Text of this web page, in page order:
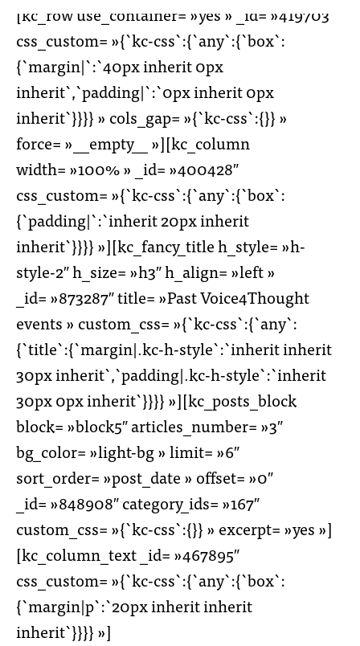
[kc_row use_container= »yes » _id= »419703″
css_custom= »{`kc-css`:{`any`:{`box`:
{`margin|`:`40px inherit 0px
inherit`,`padding|`:`0px inherit 0px
inherit`}}}} » cols_gap= »{`kc-css`:{}} »
force= »__empty__ »][kc_column
width= »100% » _id= »400428″
css_custom= »{`kc-css`:{`any`:{`box`:
{`padding|`:`inherit 20px inherit
inherit`}}}} »][kc_fancy_title h_style= »h-
style-2″ h_size= »h3″ h_align= »left »
_id= »873287″ title= »Past Voice4Thought
events » custom_css= »{`kc-css`:{`any`:
{`title`:{`margin|.kc-h-style`:`inherit inherit
30px inherit`,`padding|.kc-h-style`:`inherit
30px 0px inherit`}}}} »][kc_posts_block
block= »block5″ articles_number= »3″
bg_color= »light-bg » limit= »6″
sort_order= »post_date » offset= »0″
_id= »848908″ category_ids= »167″
custom_css= »{`kc-css`:{}} » excerpt= »yes »]
[kc_column_text _id= »467895″
css_custom= »{`kc-css`:{`any`:{`box`:
{`margin|p`:`20px inherit inherit
inherit`}}}} »]